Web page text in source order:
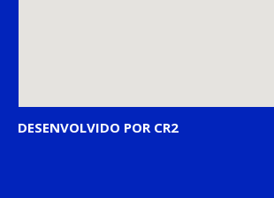
DESENVOLVIDO POR CR2